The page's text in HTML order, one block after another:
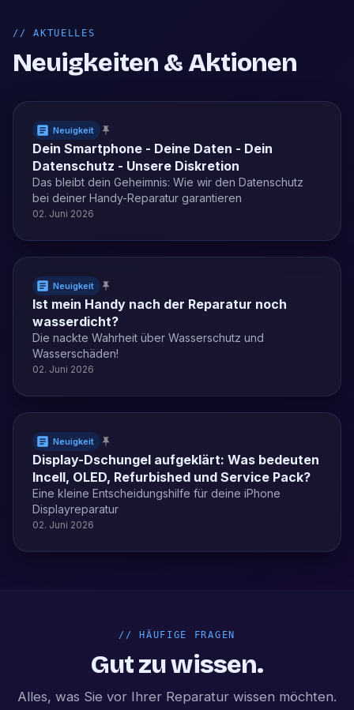
//AKTUELLES
Neuigkeiten & Aktionen
Neuigkeit
Dein Smartphone - Deine Daten - Dein
Datenschutz - Unsere Diskretion
Das bleibt dein Geheimnis: Wie wir den Datenschutz
bei deiner Handy-Reparatur garantieren
02. Juni 2026
Neuigkeit
Ist mein Handy nach der Reparatur noch
wasserdicht?
Die nackte Wahrheit über Wasserschutz und
Wasserschäden!
02. Juni 2026
Neuigkeit
Display-Dschungel aufgeklärt: Was bedeuten
Incell, OLED, Refurbished und Service Pack?
Eine kleine Entscheidungshilfe für deine iPhone
Displayreparatur
02. Juni 2026
// HÄUFIGE FRAGEN
Gut zu wissen.
Alles, was Sie vor Ihrer Reparatur wissen möchten.